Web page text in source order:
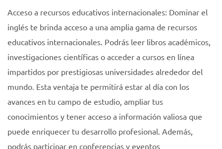
Acceso a recursos educativos internacionales: Dominar el
inglés te brinda acceso a una amplia gama de recursos
educativos internacionales. Podrás leer libros académicos,
investigaciones científicas o acceder a cursos en línea
impartidos por prestigiosas universidades alrededor del
mundo. Esta ventaja te permitirá estar al día con los
avances en tu campo de estudio, ampliar tus
conocimientos y tener acceso a información valiosa que
puede enriquecer tu desarrollo profesional. Además,
podrás participar en conferencias y eventos